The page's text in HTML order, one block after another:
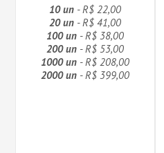
10 un - R$ 22,00
20 un - R$ 41,00
100 un - R$ 38,00
200 un - R$ 53,00
1000 un - R$ 208,00
2000 un - R$ 399,00